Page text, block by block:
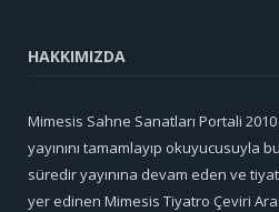
HAKKIMIZDA
Mimesis Sahne Sanatları Portali 2010
yayınını tamamlayıp okuyucusuyla
süredir yayınına devam eden ve
yer edinen Mimesis Tiyatro Çeviri